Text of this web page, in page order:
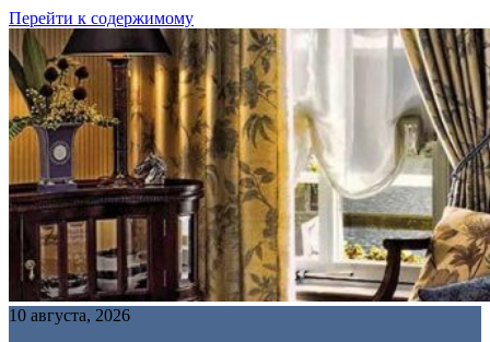
Перейти к содержимому
10 августа, 2026